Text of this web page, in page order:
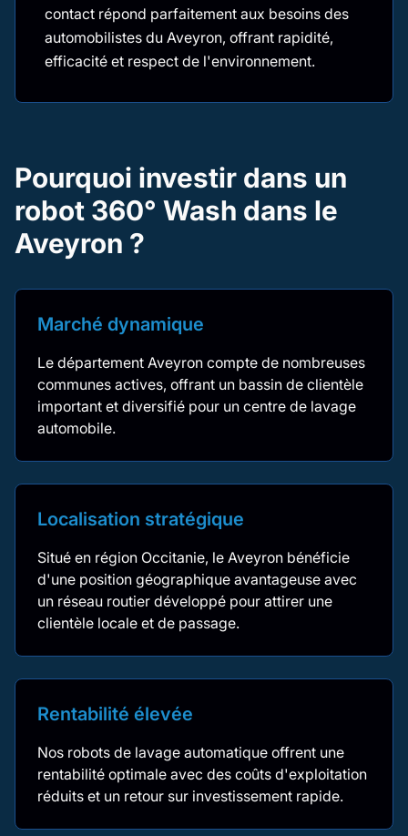
contact répond parfaitement aux besoins des
automobilistes du Aveyron, offrant rapidité,
efficacité et respect de l'environnement.
Pourquoi investir dans un
robot 360° Wash dans le
Aveyron ?
Marché dynamique
Le département Aveyron compte de nombreuses
communes actives, offrant un bassin de clientèle
important et diversifié pour un centre de lavage
automobile.
Localisation stratégique
Situé en région Occitanie, le Aveyron bénéficie
d'une position géographique avantageuse avec
un réseau routier développé pour attirer une
clientèle locale et de passage.
Rentabilité élevée
Nos robots de lavage automatique offrent une
rentabilité optimale avec des coûts d'exploitation
réduits et un retour sur investissement rapide.